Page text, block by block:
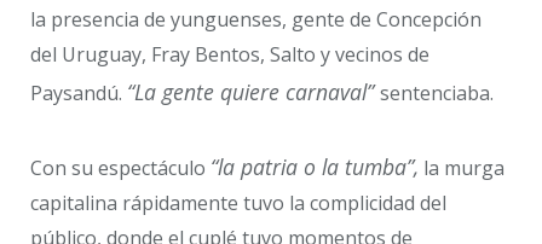
la presencia de yunguenses, gente de Concepción
del Uruguay, Fray Bentos, Salto y vecinos de
Paysandú. “La gente quiere carnaval”sentenciaba.
Con su espectáculo “la patria o la tumba”, la murga
capitalina rápidamente tuvo la complicidad del
público, donde el cuplé tuvo momentos de